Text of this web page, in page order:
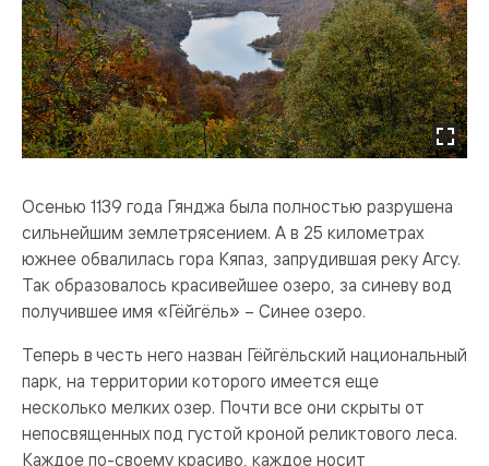
Осенью 1139 года Гянджа была полностью разрушена
сильнейшим землетрясением. А в 25 километрах
южнее обвалилась гора Кяпаз, запрудившая реку Агсу.
Так образовалось красивейшее озеро, за синеву вод
получившее имя «Гёйгёль» – Синее озеро.
Теперь в честь него назван Гёйгёльский национальный
парк, на территории которого имеется еще
несколько мелких озер. Почти все они скрыты от
непосвященных под густой кроной реликтового леса.
Каждое по-своему красиво, каждое носит